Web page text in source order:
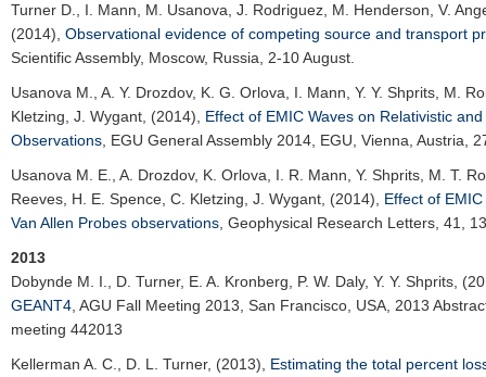
Turner D.
, I. Mann, M. Usanova, J. Rodriguez, M. Henderson, V.
(2014), Observational evidence of competing source and transport
Scientific Assembly, Moscow, Russia, 2-10 August.
Usanova M.
, A. Y. Drozdov, K. G. Orlova, I. Mann, Y. Y. Shprits, M.
Kletzing, J. Wygant, (2014), Effect of EMIC Waves on Relativistic
Observations EGU General Assembly 2014 , EGU, Vienna, Austria,
Usanova M. E.
, A. Drozdov, K. Orlova, I. R. Mann, Y. Shprits, M. T.
Reeves, H. E. Spence, C. Kletzing, J. Wygant, (2014), Effect of
Van Allen Probes observations Geophysical Research Letters , 41,
2013
Dobynde M. I.
, D. Turner, E. A. Kronberg, P. W. Daly, Y. Y. Shprits,
GEANT4 AGU Fall Meeting 2013 , San Francisco, USA, 2013
meeting 442013
Kellerman A. C.
, D. L. Turner, (2013), Estimating the total percent